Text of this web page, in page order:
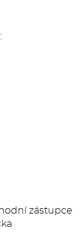
zástupce